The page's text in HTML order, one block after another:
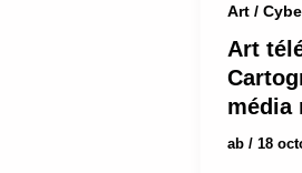
Art /
Art
média
ab / 18